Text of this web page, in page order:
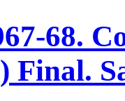
68.
Final.